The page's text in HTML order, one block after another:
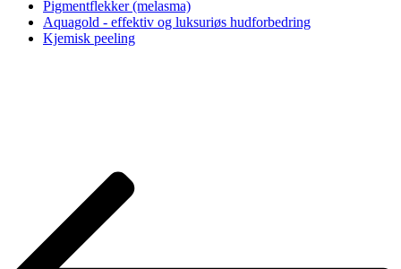
Pigmentflekker (melasma)
Aquagold - effektiv og luksuriøs hudforbedring
Kjemisk peeling